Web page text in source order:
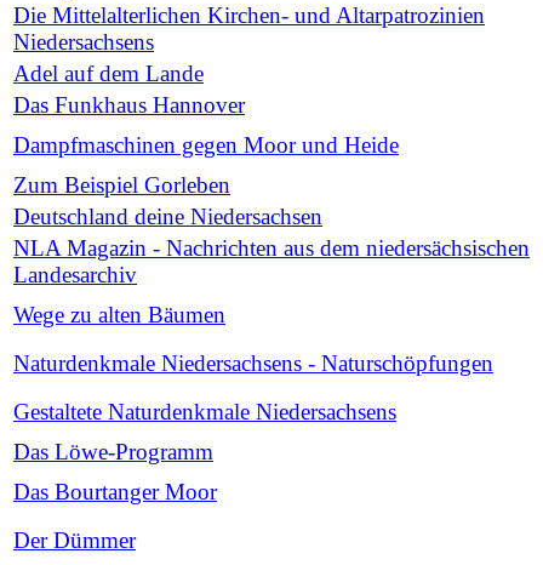
Die Mittelalterlichen Kirchen- und Altarpatrozinien
Niedersachsens
Adel auf dem Lande
Das Funkhaus Hannover
Dampfmaschinen gegen Moor und Heide
Zum Beispiel Gorleben
Deutschland deine Niedersachsen
NLA Magazin - Nachrichten aus dem niedersächsischen
Landesarchiv
Wege zu alten Bäumen
Naturdenkmale Niedersachsens - Naturschöpfungen
Gestaltete Naturdenkmale Niedersachsens
Das Löwe-Programm
Das Bourtanger Moor
Der Dümmer